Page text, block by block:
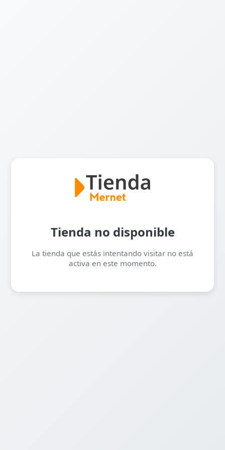
Tienda no disponible
La tienda que estás intentando visitar no está
activa en este momento.